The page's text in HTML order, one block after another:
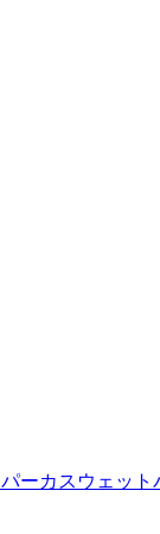
パーカ スウェット